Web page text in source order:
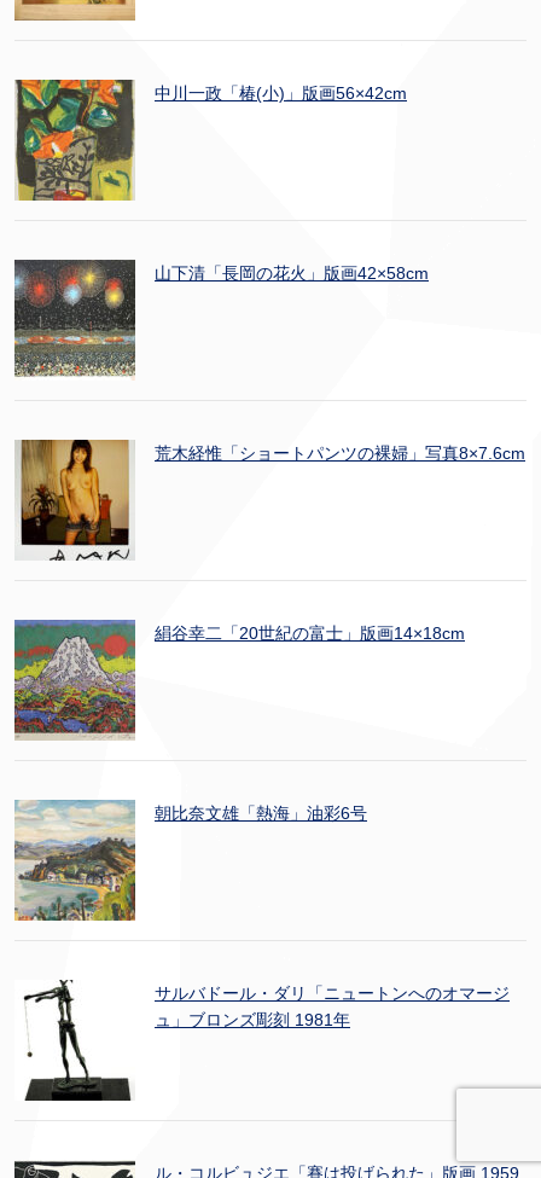
中川一政「椿(小)」版画56×42cm
山下清「長岡の花火」版画42×58cm
荒木経惟「ショートパンツの裸婦」写真8×7.6cm
絹谷幸二「20世紀の富士」版画14×18cm
朝比奈文雄「熱海」油彩6号
サルバドール・ダリ「ニュートンへのオマージ
ュ」ブロンズ彫刻 1981年
ル・コルビュジエ「賽は投げられた」版画 1959